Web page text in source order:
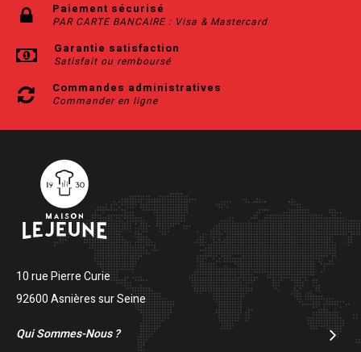
Paiement sécurisé
PAR CARTE BANCAIRE : Visa & Mastercard
Garantie satisfaction
Satisfait ou remboursé
Commandes administratives
Commander en ligne
10 rue Pierre Curie
92600 Asnières sur Seine
Qui Sommes-Nous ?